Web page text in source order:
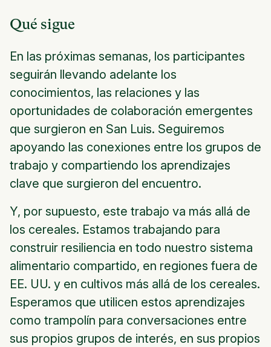
Qué sigue
En las próximas semanas, los participantes
seguirán llevando adelante los
conocimientos, las relaciones y las
oportunidades de colaboración emergentes
que surgieron en San Luis. Seguiremos
apoyando las conexiones entre los grupos de
trabajo y compartiendo los aprendizajes
clave que surgieron del encuentro.
Y, por supuesto, este trabajo va más allá de
los cereales. Estamos trabajando para
construir resiliencia en todo nuestro sistema
alimentario compartido, en regiones fuera de
EE. UU. y en cultivos más allá de los cereales.
Esperamos que utilicen estos aprendizajes
como trampolín para conversaciones entre
sus propios grupos de interés, en sus propios